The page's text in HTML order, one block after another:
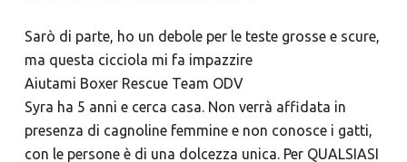
Sarò di parte, ho un debole per le teste grosse e scure,
ma questa cicciola mi fa impazzire
Aiutami Boxer Rescue Team ODV
Syra ha 5 anni e cerca casa. Non verrà affidata in
presenza di cagnoline femmine e non conosce i gatti,
con le persone è di una dolcezza unica. Per QUALSIASI